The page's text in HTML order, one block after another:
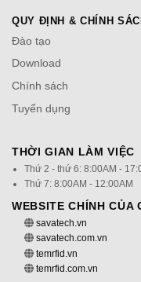
QUY ĐỊNH & CHÍNH
Đào tạo
Download
Chính sách
Tuyển dụng
THỜI GIAN LÀM VIỆC
Thứ 2 - thứ 6: 8:00AM -
Thứ 7: 8:00AM - 12:00AM
WEBSITE CHÍNH CỦA
savatech.vn
savatech.com.vn
temrfid.vn
temrfid.com.vn